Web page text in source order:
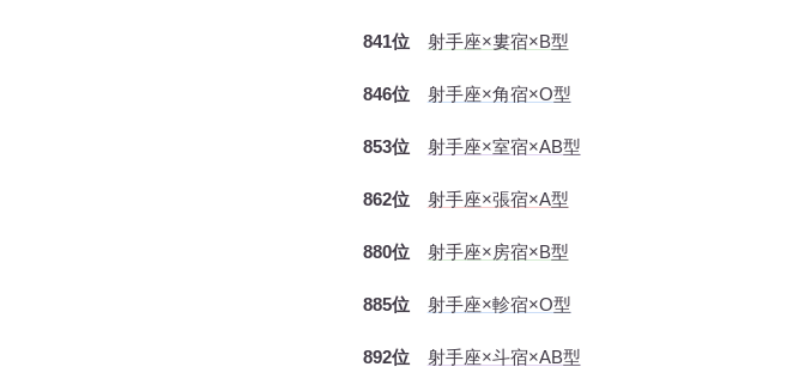
841位 射手座×婁宿×B型
846位 射手座×角宿×O型
853位 射手座×室宿×AB型
862位 射手座×張宿×A型
880位 射手座×房宿×B型
885位 射手座×軫宿×O型
892位 射手座×斗宿×AB型